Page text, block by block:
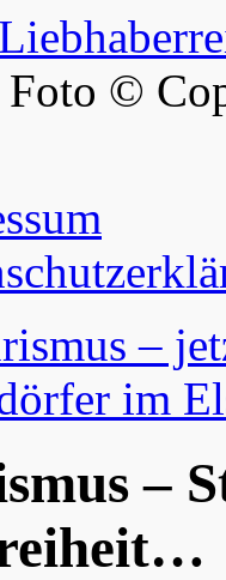
Foto ©
–
im
–